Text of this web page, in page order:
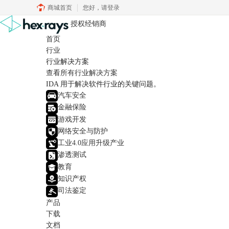
商城首页 您好， 请登录
授权经销商
首页
行业
行业解决方案
查看所有行业解决方案
IDA 用于解决软件行业的关键问题。
汽车安全
金融保险
游戏开发
网络安全与防护
工业4.0应用升级产业
渗透测试
教育
知识产权
司法鉴定
产品
下载
文档